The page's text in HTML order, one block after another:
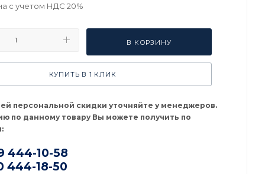
с учетом НДС 20%
В КОРЗИНУ
КУПИТЬ В 1 КЛИК
персональной скидки уточняйте у менеджеров.
по данному товару Вы можете получить по
444-10-58
444-18-50